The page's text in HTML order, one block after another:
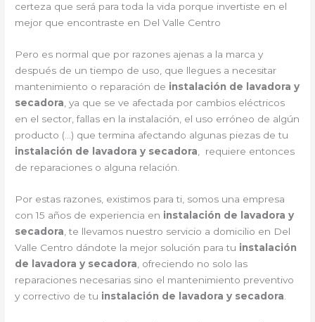
certeza que será para toda la vida porque invertiste en el
mejor que encontraste en Del Valle Centro
Pero es normal que por razones ajenas a la marca y
después de un tiempo de uso, que llegues a necesitar
mantenimiento o reparación de instalación de lavadora y
secadora , ya que se ve afectada por cambios eléctricos
en el sector, fallas en la instalación, el uso erróneo de algún
producto (…) que termina afectando algunas piezas de tu
instalación de lavadora y secadora , requiere entonces
de reparaciones o alguna relación.
Por estas razones, existimos para ti, somos una empresa
con 15 años de experiencia en instalación de lavadora y
secadora , te llevamos nuestro servicio a domicilio en Del
Valle Centro dándote la mejor solución para tu instalación
de lavadora y secadora , ofreciendo no solo las
reparaciones necesarias sino el mantenimiento preventivo
y correctivo de tu instalación de lavadora y secadora